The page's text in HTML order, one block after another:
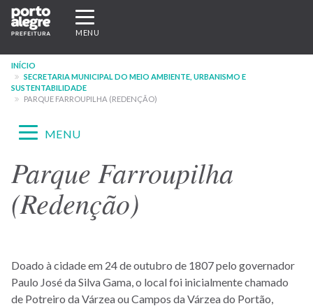
Pular
para
conteúdo
principal
Expandir/recolher
navegação
MENU
INÍCIO
SECRETARIA MUNICIPAL DO MEIO AMBIENTE, URBANISMO E
SUSTENTABILIDADE
PARQUE FARROUPILHA (REDENÇÃO)
Menu
-
site
Expandir/recolher
MENU
Parque Farroupilha
(Redenção)
Doado à cidade em 24 de outubro de 1807 pelo governador
Paulo José da Silva Gama, o local foi inicialmente chamado
de Potreiro da Várzea ou Campos da Várzea do Portão,